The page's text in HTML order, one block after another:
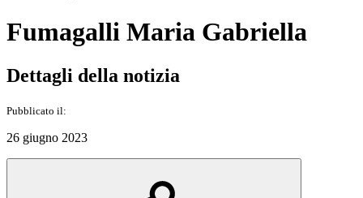
Fumagalli Maria Gabriella
Dettagli della notizia
Pubblicato il:
26 giugno 2023